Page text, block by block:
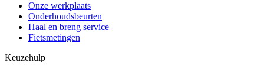
Onze werkplaats
Onderhoudsbeurten
Haal en breng service
Fietsmetingen
Keuzehulp